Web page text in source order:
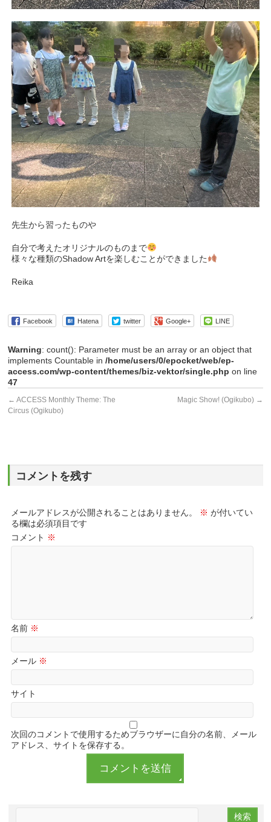
先生から習ったものや
自分で考えたオリジナルのものまで
様々な種類のShadow Artを楽しむことができました
Reika
Facebook Hatena twitter Google+ LINE
Warning: count(): Parameter must be an array or an object that
implements Countable in/home/users/0/epocket/web/ep-
access.com/wp-content/themes/biz-vektor/single.php on line
47
← ACCESS Monthly Theme: The
Circus (Ogikubo)
Magic Show! (Ogikubo) →
コメントを残す
メールアドレスが公開されることはありません。 ※ が付いてい
る欄は必須項目です
コメント ※
名前 ※
メール ※
サイト
次回のコメントで使用するためブラウザーに自分の名前、メール
アドレス、サイトを保存する。